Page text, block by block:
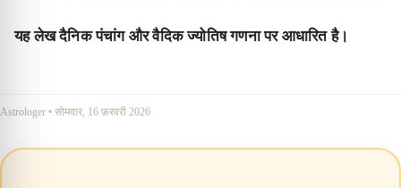
यह लेख दैनिक पंचांग और वैदिक ज्योतिष गणना पर आधारित है।
Astrologer • सोमवार, 16 फ़रवरी 2026